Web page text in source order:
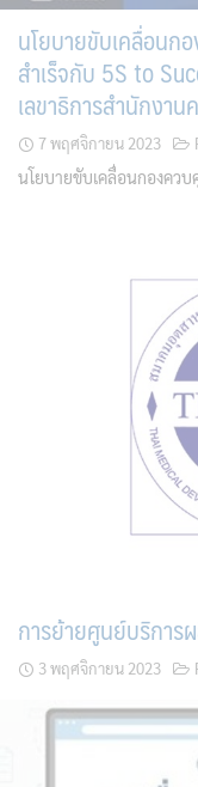
นโยบายขับเคลื่อนก
สำเร็จกับ 5S to
เลขาธิการสำนักงา
7 พฤศจิกายน 2023
นโยบายขับเคลื่อนกองคว
การย้ายศูนย์บริกา
3 พฤศจิกายน 2023